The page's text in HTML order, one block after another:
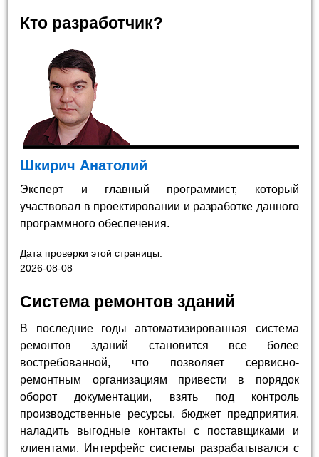
Кто разработчик?
Шкирич Анатолий
Эксперт и главный программист, который
участвовал в проектировании и разработке данного
программного обеспечения.
Дата проверки этой страницы:
2026-08-08
Система ремонтов зданий
В последние годы автоматизированная система
ремонтов зданий становится все более
востребованной, что позволяет сервисно-
ремонтным организациям привести в порядок
оборот документации, взять под контроль
производственные ресурсы, бюджет предприятия,
наладить выгодные контакты с поставщиками и
клиентами. Интерфейс системы разрабатывался с